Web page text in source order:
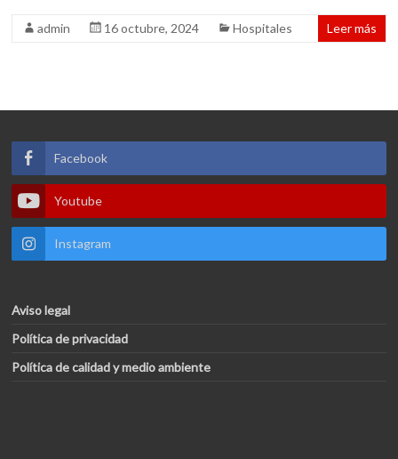
admin 16 octubre, 2024 Hospitales Leer más
Facebook
Youtube
Instagram
Aviso legal
Política de privacidad
Política de calidad y medio ambiente